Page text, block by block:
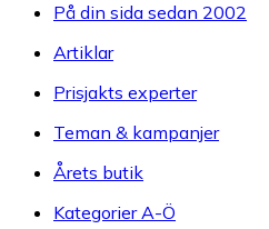
På din sida sedan 2002
Artiklar
Prisjakts experter
Teman & kampanjer
Årets butik
Kategorier A-Ö